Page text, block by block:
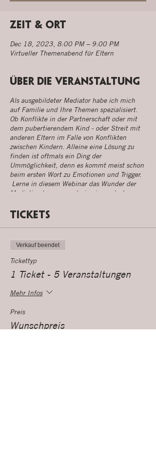
Zeit & Ort
Dec 18, 2023, 8:00 PM – 9:00 PM
Virtueller Themenabend für Eltern
Über die Veranstaltung
Als ausgebildeter Mediator habe ich mich
auf Familie und Ihre Themen spezialisiert.
Ob Konflikte in der Partnerschaft oder mit
dem pubertierendem Kind - oder Streit mit
anderen Eltern im Falle von Konflikten
zwischen Kindern. Alleine eine Lösung zu
finden ist oftmals ein Ding der
Ummöglichkeit, denn es kommt meist schon
beim ersten Wort zu Emotionen und Trigger.
Lerne in diesem Webinar das Wunder der
Mediation kennen und wie ein neutraler
undenkbar waren.
Deine Fragen und Deien Geschichten runden
den Themenabend ab.
Tickets
Verkauf beendet
Tickettyp
1 Ticket - 5 Veranstaltungen
Mehr Infos
Preis
Wunschpreis